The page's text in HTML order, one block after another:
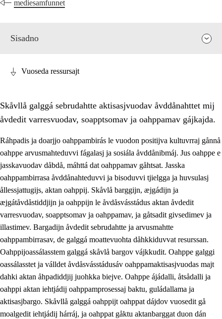
mediesamfunnet
Sisadno
3. Prinsihpa skåvlå dåjmajda
3.1 Sebrudahtte oahppambirás
3.2 Åhpadibme ja hiebadum åhpadus
3.3 Aktisasjbarggo sijda ja skåvlå gaskan
3.4 Åhpadus åhpadusvidnudagán ja barggoiellemin
Vuoseda ressursajt
Skåvllå galggá sebrudahtte aktisasjvuodav åvddånahttet mij
åvdedit varresvuodav, soapptsomav ja oahppamav gájkajda.
Ráhpadis ja doarjjo oahppambirás le vuodon positijva kultuvrraj gånnå
oahppe arvusmahteduvvi fágalasj ja sosiála åvddånibmáj. Jus oahppe e
jasskavuodav dåbdå, máhttá dat oahppamav gåhtsat. Jasska
oahppambirrasa åvddånahteduvvi ja bisoduvvi tjielgga ja huvsulasj
ållessjattugijs, aktan oahppij. Skåvlå barggijn, æjgádijn ja
æjgátåvdåstiddjijn ja oahppijn le åvdåsvásstádus aktan åvdedit
varresvuodav, soapptsomav ja oahppamav, ja gåtsadit givsedimev ja
illastimev. Bargadijn åvdedit sebrudahtte ja arvusmahtte
oahppambirrasav, de galggá moattevuohta dåhkkiduvvat resurssan.
Oahppijoassálasstem galggá skåvlå bargov vájkkudit. Oahppe galggi
oassálasstet ja válldet åvdåsvásstádusáv oahppamaktisasjvuodas majt
dahki aktan åhpadiddjij juohkka biejve. Oahppe ájádalli, åtsådalli ja
oahppi aktan iehtjádij oahppamprosessaj baktu, guládallama ja
aktisasjbargo. Skåvllå galggá oahppijt oahppat dájdov vuosedit gå
moalgedit iehtjádij hárráj, ja oahppat gåktu aktanbarggat duon dán